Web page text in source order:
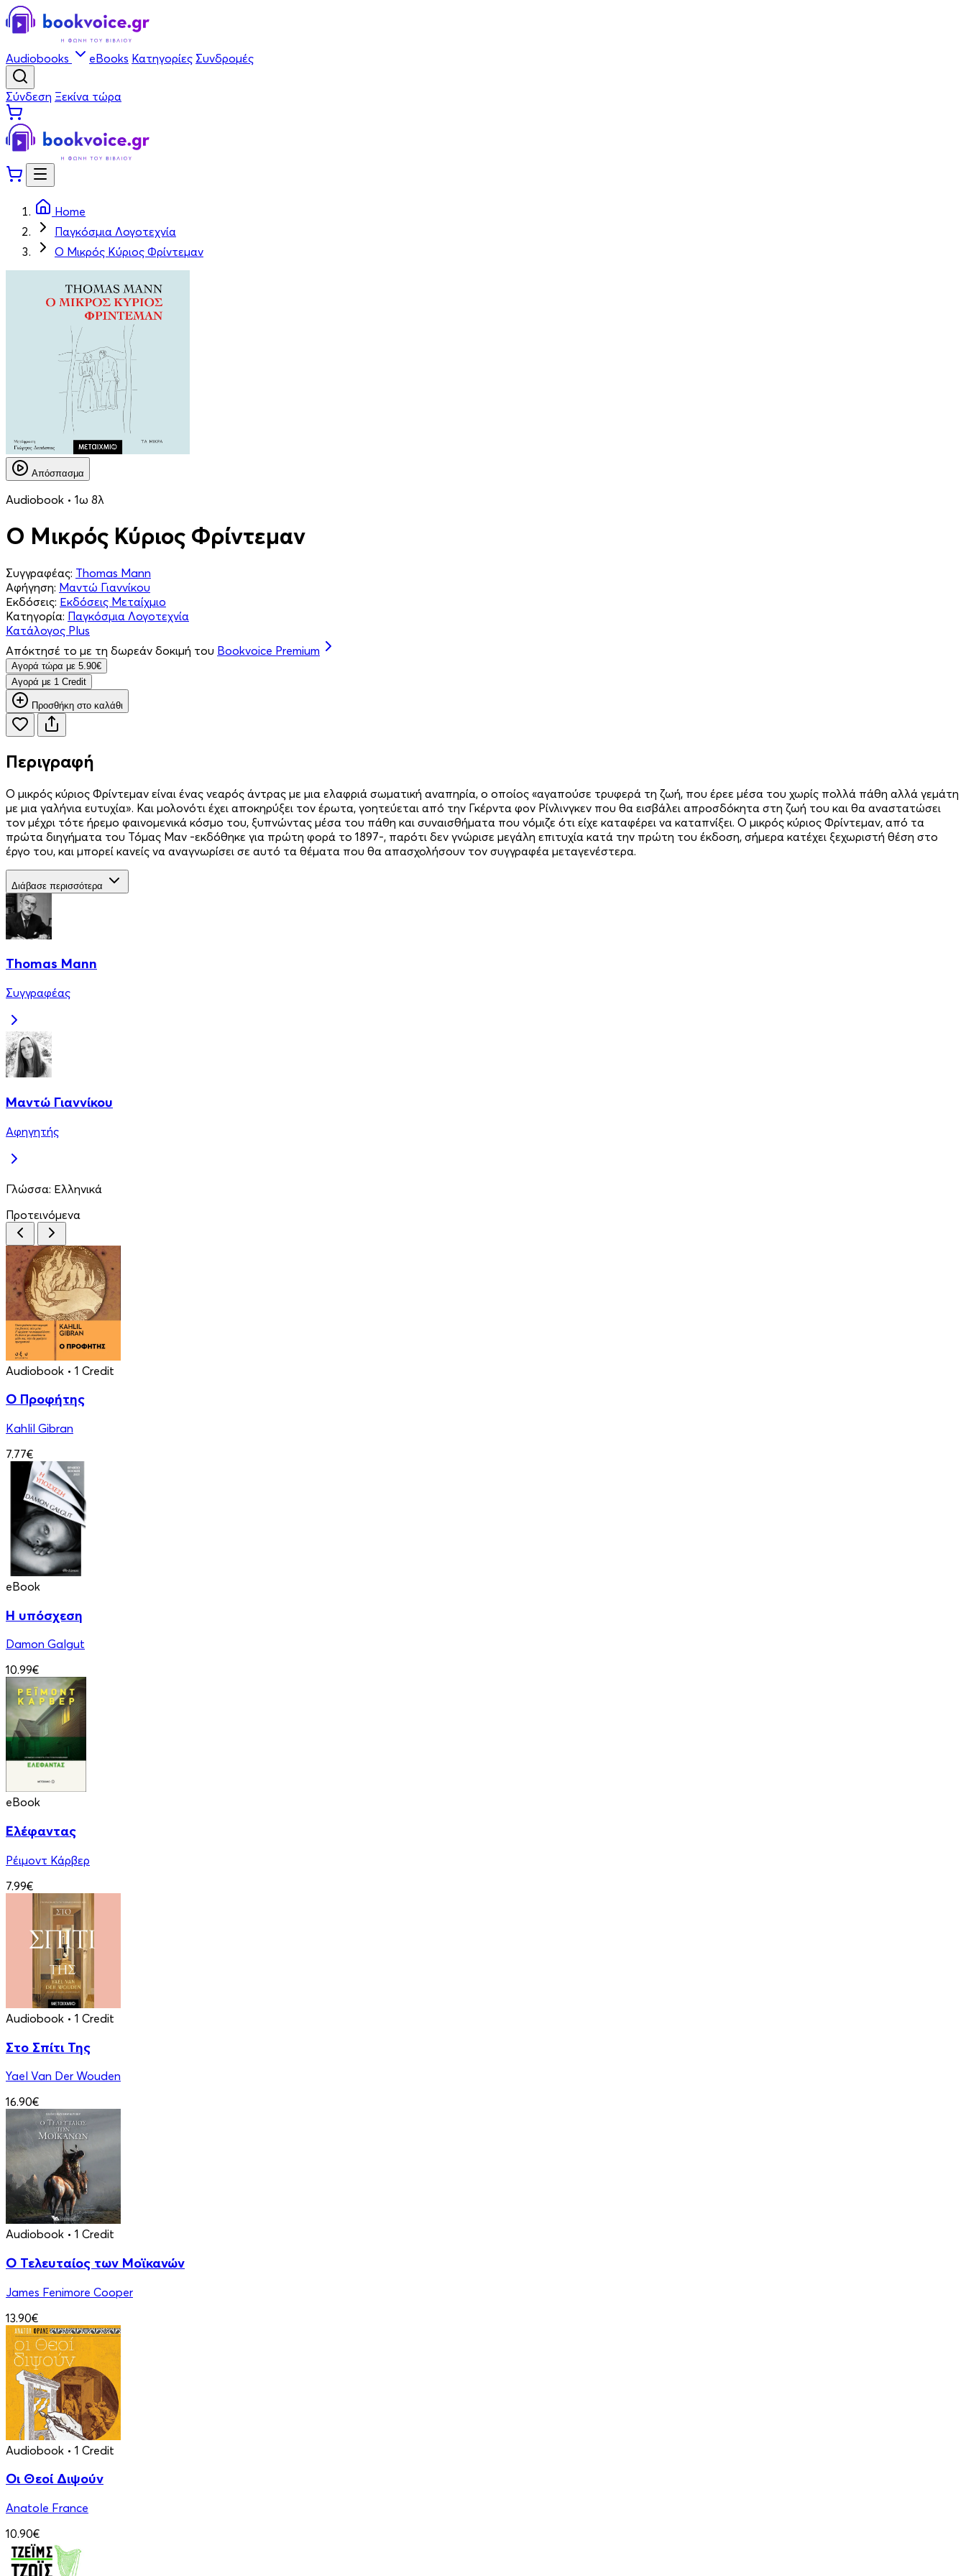
Audiobooks eBooks Κατηγορίες Συνδρομές
Σύνδεση Ξεκίνα τώρα
Home
Παγκόσμια Λογοτεχνία
Ο Μικρός Κύριος Φρίντεμαν
Απόσπασμα
Audiobook • 1ω 8λ
Ο Μικρός Κύριος Φρίντεμαν
Συγγραφέας: Thomas Mann
Αφήγηση: Μαντώ Γιαννίκου
Εκδόσεις: Εκδόσεις Μεταίχμιο
Κατηγορία: Παγκόσμια Λογοτεχνία
Κατάλογος Plus
Απόκτησέ το με τη δωρεάν δοκιμή του Bookvoice Premium
Aγορά τώρα με 5.90€
Aγορά με 1 Credit
Προσθήκη στο καλάθι
Περιγραφή
Ο μικρός κύριος Φρίντεμαν είναι ένας νεαρός άντρας με μια ελαφριά σωματική αναπηρία, ο οποίος «αγαπούσε τρυφερά τη ζωή, που έρεε μέσα του χωρίς πολλά πάθη αλλά γεμάτη
με μια γαλήνια ευτυχία». Και μολονότι έχει αποκηρύξει τον έρωτα, γοητεύεται από την Γκέρντα φον Ρίνλινγκεν που θα εισβάλει απροσδόκητα στη ζωή του και θα αναστατώσει
τον μέχρι τότε ήρεμο φαινομενικά κόσμο του, ξυπνώντας μέσα του πάθη και συναισθήματα που νόμιζε ότι είχε καταφέρει να καταπνίξει. Ο μικρός κύριος Φρίντεμαν, από τα
πρώτα διηγήματα του Τόμας Μαν -εκδόθηκε για πρώτη φορά το 1897-, παρότι δεν γνώρισε μεγάλη επιτυχία κατά την πρώτη του έκδοση, σήμερα κατέχει ξεχωριστή θέση στο
έργο του, και μπορεί κανείς να αναγνωρίσει σε αυτό τα θέματα που θα απασχολήσουν τον συγγραφέα μεταγενέστερα.
Διάβασε περισσότερα
Thomas Mann
Συγγραφέας
Μαντώ Γιαννίκου
Αφηγητής
Γλώσσα: Ελληνικά
Προτεινόμενα
Audiobook • 1 Credit
Ο Προφήτης
Kahlil Gibran
7.77€
eBook
Η υπόσχεση
Damon Galgut
10.99€
eBook
Ελέφαντας
Ρέιμοντ Κάρβερ
7.99€
Audiobook • 1 Credit
Στο Σπίτι Της
Yael Van Der Wouden
16.90€
Audiobook • 1 Credit
Ο Τελευταίος των Μοϊκανών
James Fenimore Cooper
13.90€
Audiobook • 1 Credit
Οι Θεοί Διψούν
Anatole France
10.90€